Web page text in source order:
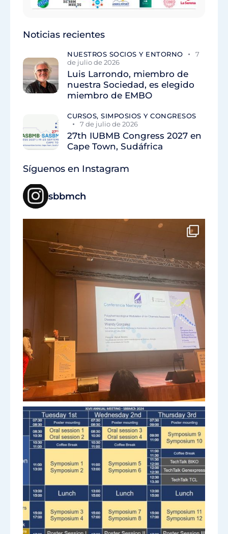
Noticias recientes
NUESTROS SOCIOS Y ENTORNO
7
de julio de 2026
Luis Larrondo, miembro de
nuestra Sociedad, es elegido
miembro de EMBO
CURSOS, SIMPOSIOS Y CONGRESOS
7 de julio de 2026
27th IUBMB Congress 2027 en
Cape Town, Sudáfrica
Síguenos en Instagram
sbbmch